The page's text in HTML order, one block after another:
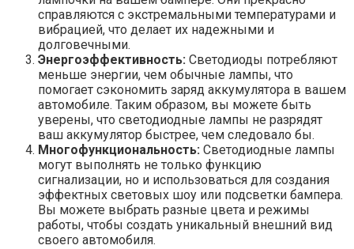
справляются с экстремальными температурами и
вибрацией, что делает их надежными и
долговечными.
Энергоэффективность: Светодиоды потребляют
меньше энергии, чем обычные лампы, что
помогает сэкономить заряд аккумулятора в вашем
автомобиле. Таким образом, вы можете быть
уверены, что светодиодные лампы не разрядят
ваш аккумулятор быстрее, чем следовало бы.
Многофункциональность: Светодиодные лампы
могут выполнять не только функцию
сигнализации, но и использоваться для создания
эффектных световых шоу или подсветки бампера.
Вы можете выбрать разные цвета и режимы
работы, чтобы создать уникальный внешний вид
своего автомобиля.